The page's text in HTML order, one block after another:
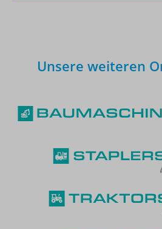
Unsere weiteren